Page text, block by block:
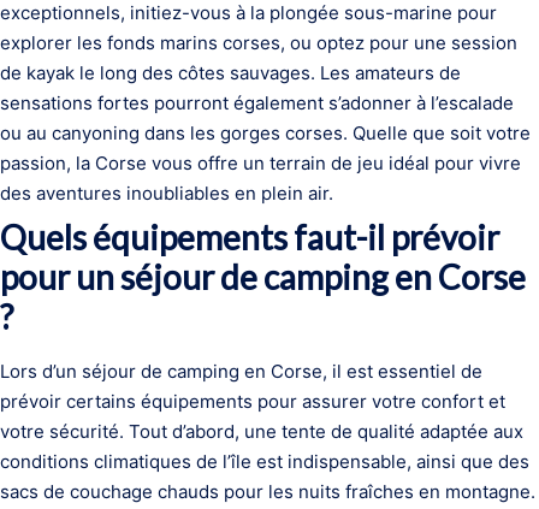
exceptionnels, initiez-vous à la plongée sous-marine pour
explorer les fonds marins corses, ou optez pour une session
de kayak le long des côtes sauvages. Les amateurs de
sensations fortes pourront également s’adonner à l’escalade
ou au canyoning dans les gorges corses. Quelle que soit votre
passion, la Corse vous offre un terrain de jeu idéal pour vivre
des aventures inoubliables en plein air.
Quels équipements faut-il prévoir
pour un séjour de camping en Corse
?
Lors d’un séjour de camping en Corse, il est essentiel de
prévoir certains équipements pour assurer votre confort et
votre sécurité. Tout d’abord, une tente de qualité adaptée aux
conditions climatiques de l’île est indispensable, ainsi que des
sacs de couchage chauds pour les nuits fraîches en montagne.